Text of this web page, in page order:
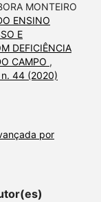
MONTEIRO
ENSINO
E
DEFICIÊNCIA
CAMPO ,
44 (2020)
por